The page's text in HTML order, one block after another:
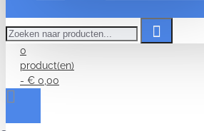
naar
producten...
0
product(en)
- € 0,00